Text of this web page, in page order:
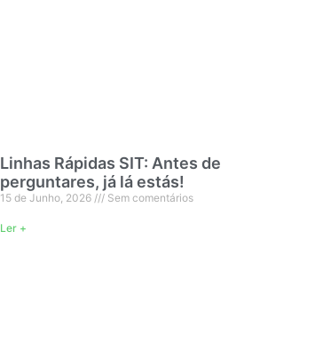
Linhas Rápidas SIT: Antes de
perguntares, já lá estás!
15 de Junho, 2026 Sem comentários
Ler +